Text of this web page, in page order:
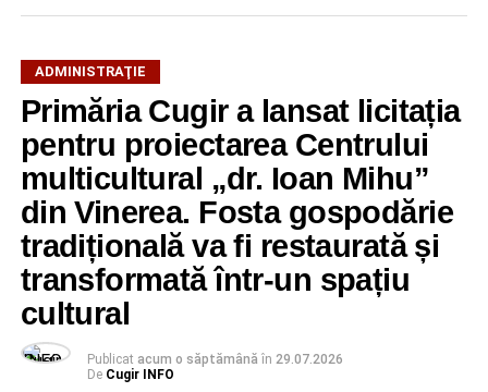
ADMINISTRAŢIE
Primăria Cugir a lansat licitația
pentru proiectarea Centrului
multicultural „dr. Ioan Mihu”
din Vinerea. Fosta gospodărie
tradițională va fi restaurată și
transformată într-un spațiu
cultural
Publicat acum o săptămână în 29.07.2026
De Cugir INFO